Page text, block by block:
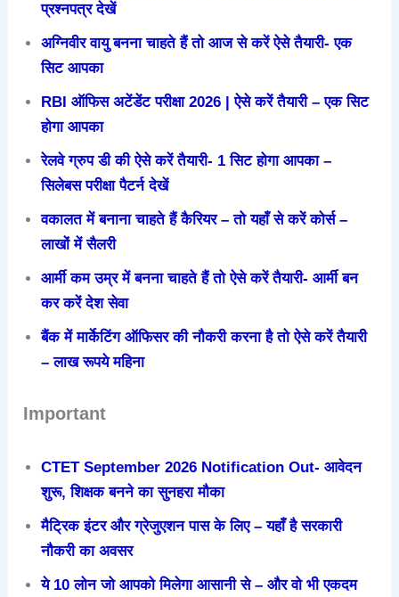
प्रश्नपत्र देखें
अग्निवीर वायु बनना चाहते हैं तो आज से करें ऐसे तैयारी- एक
सिट आपका
RBI ऑफिस अटेंडेंट परीक्षा 2026 | ऐसे करें तैयारी – एक सिट
होगा आपका
रेलवे ग्रुप डी की ऐसे करें तैयारी- 1 सिट होगा आपका –
सिलेबस परीक्षा पैटर्न देखें
वकालत में बनाना चाहते हैं कैरियर – तो यहाँ से करें कोर्स –
लाखों में सैलरी
आर्मी कम उम्र में बनना चाहते हैं तो ऐसे करें तैयारी- आर्मी बन
कर करें देश सेवा
बैंक में मार्केटिंग ऑफिसर की नौकरी करना है तो ऐसे करें तैयारी
– लाख रूपये महिना
Important
CTET September 2026 Notification Out- आवेदन
शुरू, शिक्षक बनने का सुनहरा मौका
मैट्रिक इंटर और ग्रेजुएशन पास के लिए – यहाँ है सरकारी
नौकरी का अवसर
ये 10 लोन जो आपको मिलेगा आसानी से – और वो भी एकदम